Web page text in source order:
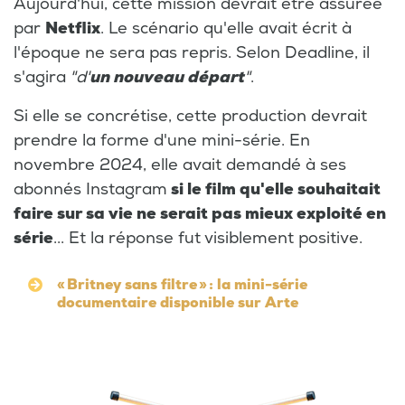
par Netflix. Le scénario qu'elle avait écrit à
l'époque ne sera pas repris. Selon Deadline, il
s'agira "d'un nouveau départ".
Si elle se concrétise, cette production devrait
prendre la forme d'une mini-série. En
novembre 2024, elle avait demandé à ses
abonnés Instagram si le film qu'elle souhaitait
faire sur sa vie ne serait pas mieux exploité en
série... Et la réponse fut visiblement positive.
« Britney sans filtre » : la mini-série
documentaire disponible sur Arte